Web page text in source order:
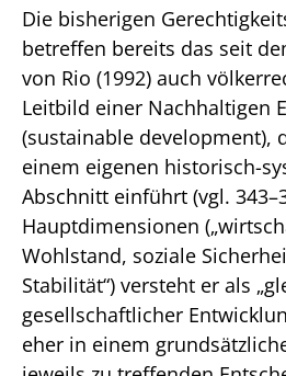
Die bisherigen
betreffen bereits das seit
von Rio (1992) auch
Leitbild einer Nachhaltigen
(sustainable development),
einem eigenen historisch-
Abschnitt einführt (vgl.
Hauptdimensionen
Wohlstand, soziale
Stabilität“) versteht er als
gesellschaftlicher
eher in einem